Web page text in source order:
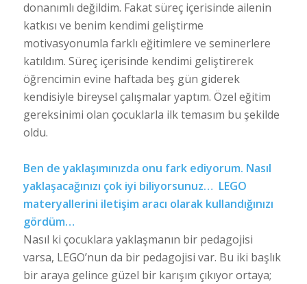
donanımlı değildim. Fakat süreç içerisinde ailenin
katkısı ve benim kendimi geliştirme
motivasyonumla farklı eğitimlere ve seminerlere
katıldım. Süreç içerisinde kendimi geliştirerek
öğrencimin evine haftada beş gün giderek
kendisiyle bireysel çalışmalar yaptım. Özel eğitim
gereksinimi olan çocuklarla ilk temasım bu şekilde
oldu.
Ben de yaklaşımınızda onu fark ediyorum. Nasıl
yaklaşacağınızı çok iyi biliyorsunuz… LEGO
materyallerini iletişim aracı olarak kullandığınızı
gördüm…
Nasıl ki çocuklara yaklaşmanın bir pedagojisi
varsa, LEGO’nun da bir pedagojisi var. Bu iki başlık
bir araya gelince güzel bir karışım çıkıyor ortaya;